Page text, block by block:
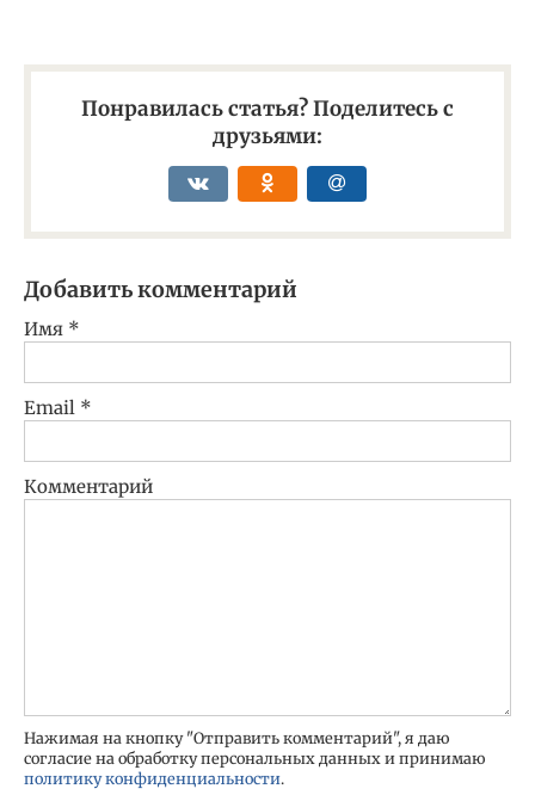
Понравилась статья? Поделитесь с
друзьями:
Добавить комментарий
Имя *
Email *
Комментарий
Нажимая на кнопку "Отправить комментарий", я даю
согласие на обработку персональных данных и принимаю
политику конфиденциальности.